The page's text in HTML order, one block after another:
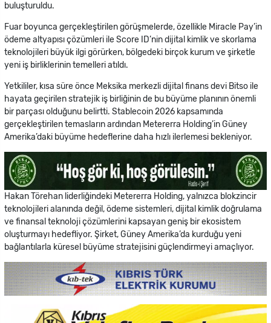
buluşturuldu.
Fuar boyunca gerçekleştirilen görüşmelerde, özellikle Miracle Pay’in
ödeme altyapısı çözümleri ile Score ID’nin dijital kimlik ve skorlama
teknolojileri büyük ilgi görürken, bölgedeki birçok kurum ve şirketle
yeni iş birliklerinin temelleri atıldı.
Yetkililer, kısa süre önce Meksika merkezli dijital finans devi Bitso ile
hayata geçirilen stratejik iş birliğinin de bu büyüme planının önemli
bir parçası olduğunu belirtti. Stablecoin 2026 kapsamında
gerçekleştirilen temasların ardından Metererra Holding’in Güney
Amerika’daki büyüme hedeflerine daha hızlı ilerlemesi bekleniyor.
Hakan Törehan liderliğindeki Metererra Holding, yalnızca blokzincir
teknolojileri alanında değil, ödeme sistemleri, dijital kimlik doğrulama
ve finansal teknoloji çözümlerini kapsayan geniş bir ekosistem
oluşturmayı hedefliyor. Şirket, Güney Amerika’da kurduğu yeni
bağlantılarla küresel büyüme stratejisini güçlendirmeyi amaçlıyor.